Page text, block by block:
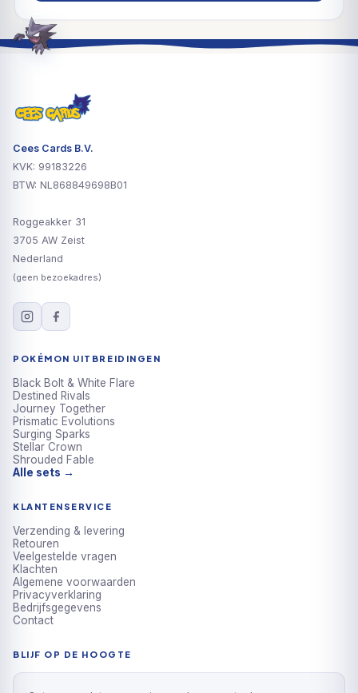
Cees Cards B.V.
KVK: 99183226
BTW: NL868849698B01
Roggeakker 31
3705 AW Zeist
Nederland
(geen bezoekadres)
POKÉMON UITBREIDINGEN
Black Bolt & White Flare
Destined Rivals
Journey Together
Prismatic Evolutions
Surging Sparks
Stellar Crown
Shrouded Fable
Alle sets →
KLANTENSERVICE
Verzending & levering
Retouren
Veelgestelde vragen
Klachten
Algemene voorwaarden
Privacyverklaring
Bedrijfsgegevens
Contact
BLIJF OP DE HOOGTE